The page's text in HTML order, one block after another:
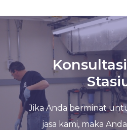
Jika Anda berminat
jasa kami, maka